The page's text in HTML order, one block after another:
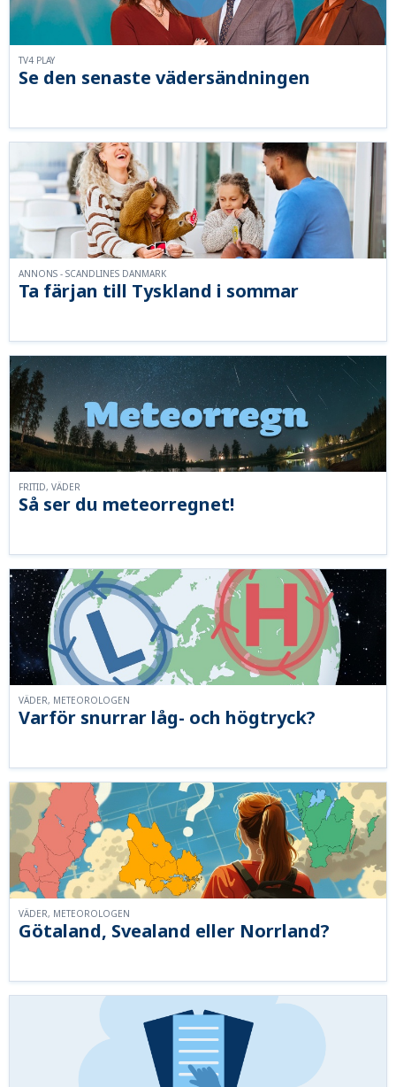
Se den senaste vädersändningen
TV4 PLAY
Ta färjan till Tyskland i sommar
ANNONS - SCANDLINES DANMARK
Så ser du meteorregnet!
FRITID, VÄDER
Varför snurrar låg- och högtryck?
VÄDER, METEOROLOGEN
Götaland, Svealand eller Norrland?
VÄDER, METEOROLOGEN